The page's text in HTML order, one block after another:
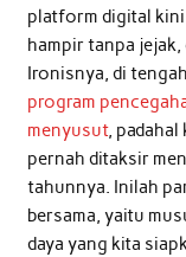
platform digital
hampir tanpa
Ironisnya, di
program
menyusut, padahal
pernah ditaksir
tahunnya. Inilah
bersama, yaitu
daya yang kita